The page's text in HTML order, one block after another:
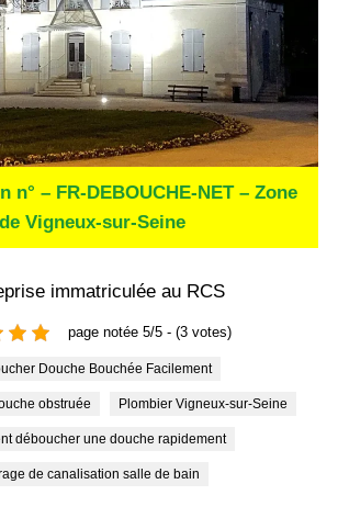
n° – FR-DEBOUCHE-NET – Zone
de Vigneux-sur-Seine
immatriculée au RCS
page notée 5/5 - (3 votes)
Douche Bouchée Facilement
obstruée Plombier Vigneux-sur-Seine
déboucher une douche rapidement
de canalisation salle de bain